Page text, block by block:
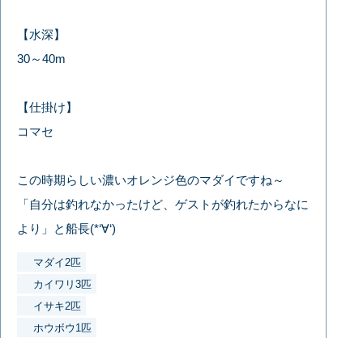
【水深】
30～40m
【仕掛け】
コマセ
この時期らしい濃いオレンジ色のマダイですね～
「自分は釣れなかったけど、ゲストが釣れたからなに
より」と船長(*‘∀‘)
マダイ2匹
カイワリ3匹
イサキ2匹
ホウボウ1匹